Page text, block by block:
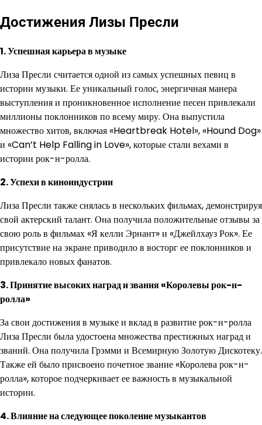
Достижения Лизы Пресли
1. Успешная карьера в музыке
Лиза Пресли считается одной из самых успешных певиц в
истории музыки. Ее уникальный голос, энергичная манера
выступления и проникновенное исполнение песен привлекали
миллионы поклонников по всему миру. Она выпустила
множество хитов, включая «Heartbreak Hotel», «Hound Dog»
и «Can’t Help Falling in Love», которые стали вехами в
истории рок-н-ролла.
2. Успехи в киноиндустрии
Лиза Пресли также снялась в нескольких фильмах, демонстрируя
свой актерский талант. Она получила положительные отзывы за
свою роль в фильмах «Я келли Эрнант» и «Джейлхауз Рок». Ее
присутствие на экране приводило в восторг ее поклонников и
привлекало новых фанатов.
3. Принятие высоких наград и звания «Королевы рок-н-
ролла»
За свои достижения в музыке и вклад в развитие рок-н-ролла
Лиза Пресли была удостоена множества престижных наград и
званий. Она получила Грэмми и Всемирную Золотую Дискотеку.
Также ей было присвоено почетное звание «Королева рок-н-
ролла», которое подчеркивает ее важность в музыкальной
истории.
4. Влияние на следующее поколение музыкантов